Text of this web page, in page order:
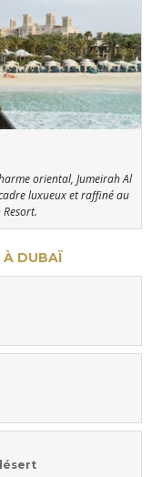
oriental, Jumeirah Al
luxueux et raffiné au
À DUBAÏ